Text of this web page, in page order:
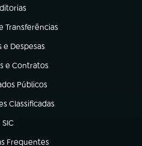
em nova aba)
Transferências
aba)
e Despesas
nova aba)
e Contratos
aba)
Públicos
nova aba)
Classificadas
aba)
SIC
(abre em nova aba)
Frequentes